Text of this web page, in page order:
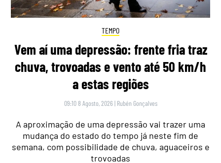
TEMPO
Vem aí uma depressão: frente fria traz
chuva, trovoadas e vento até 50 km/h
a estas regiões
09:10 8 Agosto, 2026 | Rubén Gonçalves
A aproximação de uma depressão vai trazer uma
mudança do estado do tempo já neste fim de
semana, com possibilidade de chuva, aguaceiros e
trovoadas